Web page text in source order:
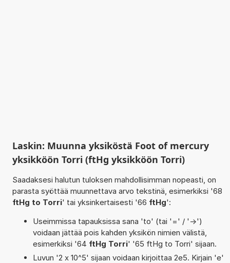
Laskin: Muunna yksiköstä Foot of mercury
yksikköön Torri (ftHg yksikköön Torri)
Saadaksesi halutun tuloksen mahdollisimman nopeasti, on
parasta syöttää muunnettava arvo tekstinä, esimerkiksi '68
ftHg to Torri' tai yksinkertaisesti '66 ftHg':
Useimmissa tapauksissa sana 'to' (tai '=' / '->')
voidaan jättää pois kahden yksikön nimien välistä,
esimerkiksi '64 ftHg Torri' '65 ftHg to Torri' sijaan.
Luvun '2 x 10^5' sijaan voidaan kirjoittaa 2e5. Kirjain 'e'